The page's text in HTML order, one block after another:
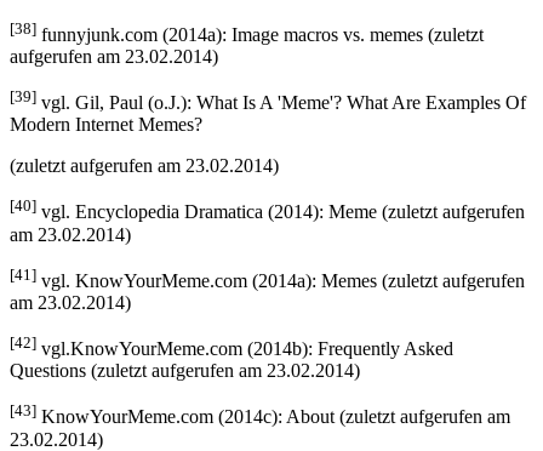
[38] funnyjunk.com (2014a): Image macros vs. memes (zuletzt
aufgerufen am 23.02.2014)
[39] vgl. Gil, Paul (o.J.): What Is A 'Meme'? What Are Examples Of
Modern Internet Memes?
(zuletzt aufgerufen am 23.02.2014)
[40] vgl. Encyclopedia Dramatica (2014): Meme (zuletzt aufgerufen
am 23.02.2014)
[41] vgl. KnowYourMeme.com (2014a): Memes (zuletzt aufgerufen
am 23.02.2014)
[42] vgl.KnowYourMeme.com (2014b): Frequently Asked
Questions (zuletzt aufgerufen am 23.02.2014)
[43] KnowYourMeme.com (2014c): About (zuletzt aufgerufen am
23.02.2014)